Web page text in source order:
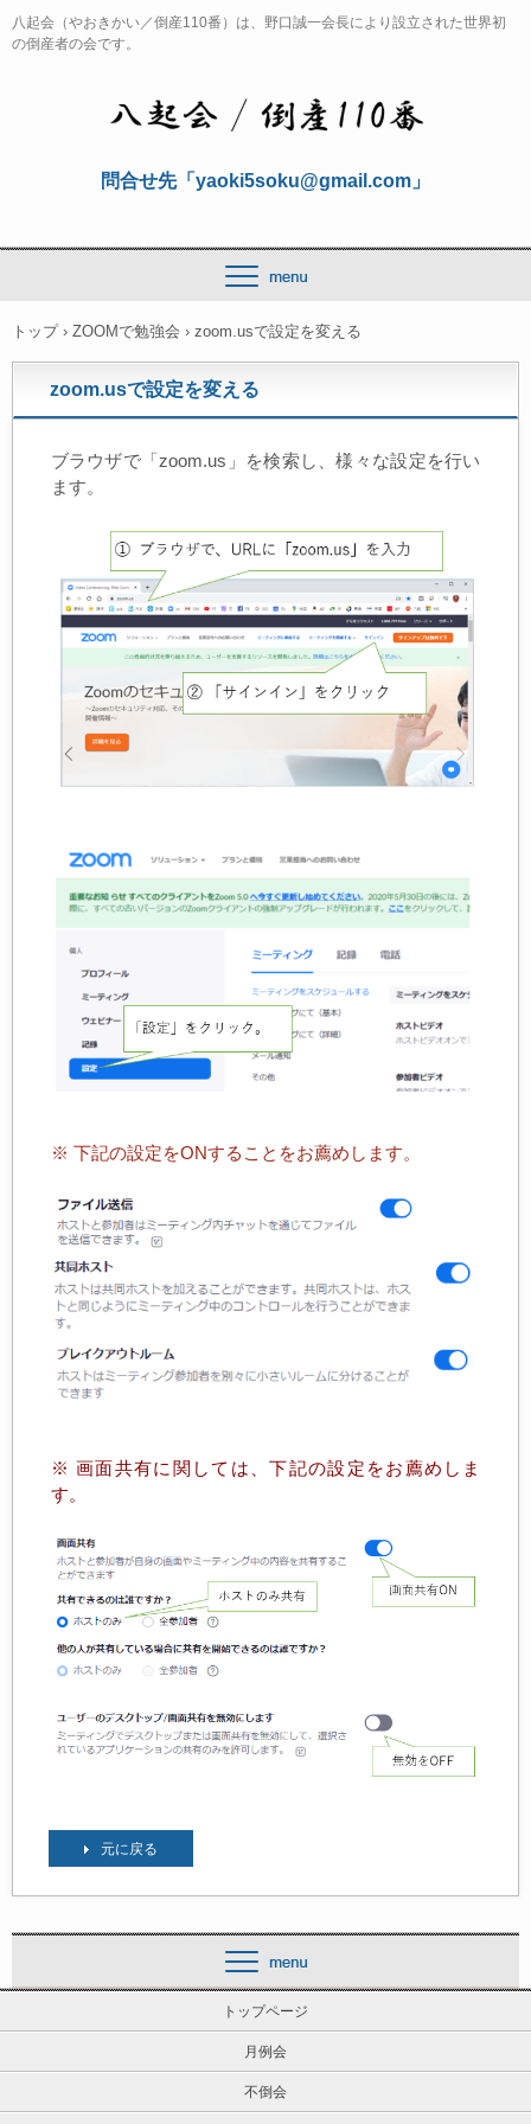
八起会（やおきかい／倒産110番）は、野口誠一会長により設立された世界初
の倒産者の会です。
問合せ先「yaoki5soku@gmail.com」
トップ › ZOOMで勉強会 › zoom.usで設定を変える
zoom.usで設定を変える
ブラウザで「zoom.us」を検索し、様々な設定を行い
ます。
※ 下記の設定をONすることをお薦めします。
※ 画面共有に関しては、下記の設定をお薦めしま
す。
元に戻る
トップページ
月例会
不倒会